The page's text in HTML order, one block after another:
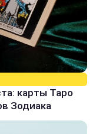
карты Таро
Зодиака